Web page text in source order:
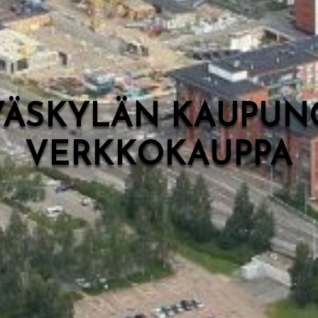
VERKKOKAUPPA